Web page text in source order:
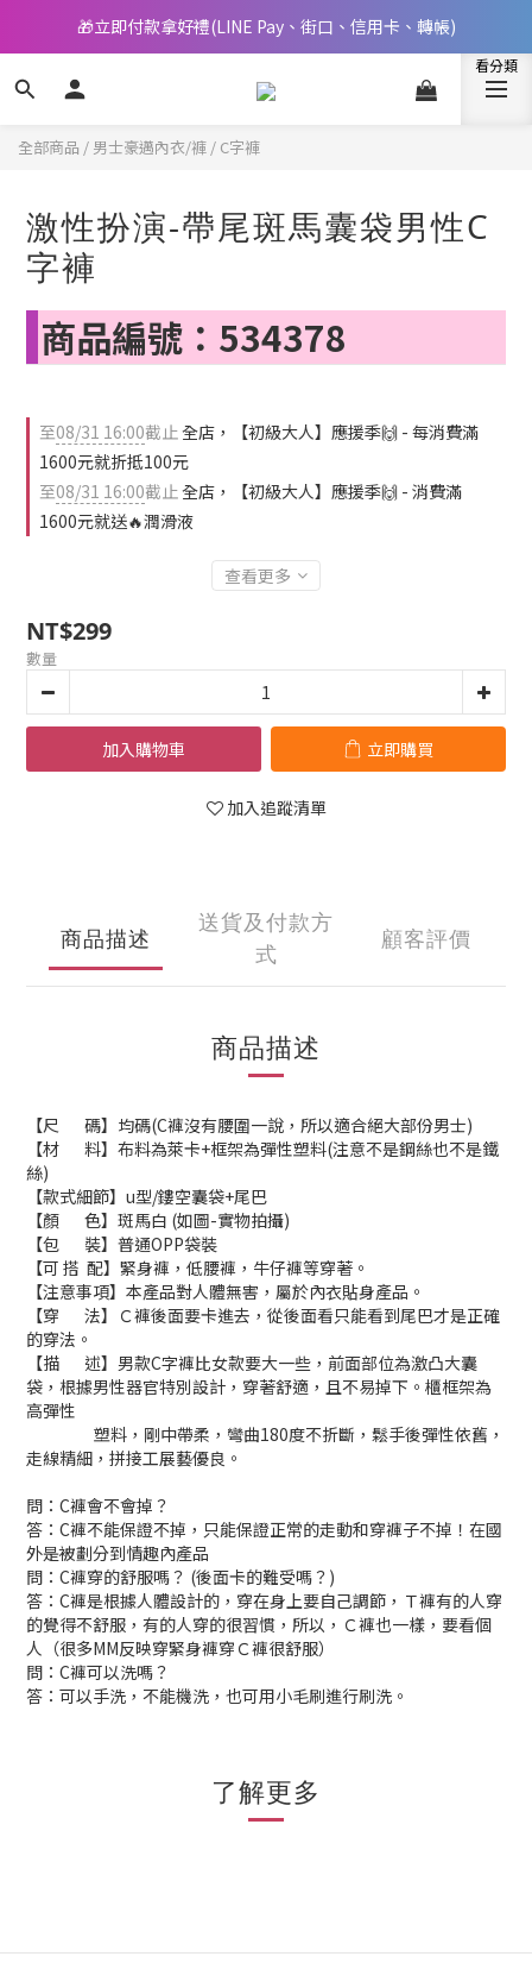
📢 邀您立即享樂，現在加入會員就送🪙80元購物金
🎁立即付款拿好禮(LINE Pay、街口、信用卡、轉帳)
📢 邀您立即享樂，現在加入會員就送🪙80元購物金
全部商品 / 男士豪邁內衣/褲 / C字褲
激性扮演-帶尾斑馬囊袋男性C
字褲
商品編號：534378
至08/31 16:00截止全店，【初級大人】應援季🙌 - 每消費滿
1600元就折抵100元
至08/31 16:00截止全店，【初級大人】應援季🙌 - 消費滿
1600元就送🔥潤滑液
查看更多
NT$299
數量
加入購物車 立即購買
加入追蹤清單
商品描述
送貨及付款方
式
顧客評價
商品描述
【尺 碼】均碼(C褲沒有腰圍一說，所以適合絕大部份男士)
【材 料】布料為萊卡+框架為彈性塑料(注意不是鋼絲也不是鐵
絲)
【款式細節】u型/鏤空囊袋+尾巴
【顏 色】斑馬白 (如圖-實物拍攝)
【包 裝】普通OPP袋裝
【可 搭 配】緊身褲，低腰褲，牛仔褲等穿著。
【注意事項】本產品對人體無害，屬於內衣貼身產品。
【穿 法】Ｃ褲後面要卡進去，從後面看只能看到尾巴才是正確
的穿法。
【描 述】男款C字褲比女款要大一些，前面部位為激凸大囊
袋，根據男性器官特別設計，穿著舒適，且不易掉下。櫃框架為
高彈性
塑料，剛中帶柔，彎曲180度不折斷，鬆手後彈性依舊，
走線精細，拼接工展藝優良。
問：C褲會不會掉？
答：C褲不能保證不掉，只能保證正常的走動和穿褲子不掉！在國
外是被劃分到情趣內產品
問：C褲穿的舒服嗎？ (後面卡的難受嗎？)
答：C褲是根據人體設計的，穿在身上要自己調節，Ｔ褲有的人穿
的覺得不舒服，有的人穿的很習慣，所以，Ｃ褲也一樣，要看個
人（很多MM反映穿緊身褲穿Ｃ褲很舒服）
問：C褲可以洗嗎？
答：可以手洗，不能機洗，也可用小毛刷進行刷洗。
了解更多